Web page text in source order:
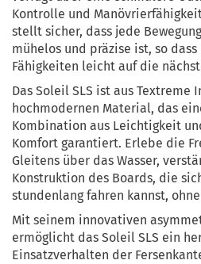
Kontrolle und
stellt sicher, dass jede
mühelos und präzise ist, so
Fähigkeiten leicht auf die
Das Soleil SLS ist aus Textreme
hochmodernen Material, das
Kombination aus Leichtigkeit
Komfort garantiert. Erlebe die
Gleitens über das Wasser,
Konstruktion des Boards, die
stundenlang fahren kannst,
Mit seinem innovativen
ermöglicht das Soleil SLS ein
Einsatzverhalten der